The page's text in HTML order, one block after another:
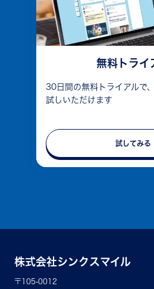
無料トライ
30日間の無料トライアルで
試しいただけます
試してみる
株式会社シンクスマイル
〒105-0012